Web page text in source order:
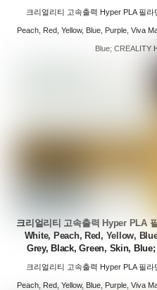
크리얼리티 고속출력 Hyper PLA 필
Peach, Red, Yellow, Blue, Purple, Viva
Blue; CREALITY
크리얼리티 고속출력 Hyper PLA
White, Peach, Red, Yellow,
Grey, Black, Green, Skin,
크리얼리티 고속출력 Hyper PLA 필
Peach, Red, Yellow, Blue, Purple, Viva